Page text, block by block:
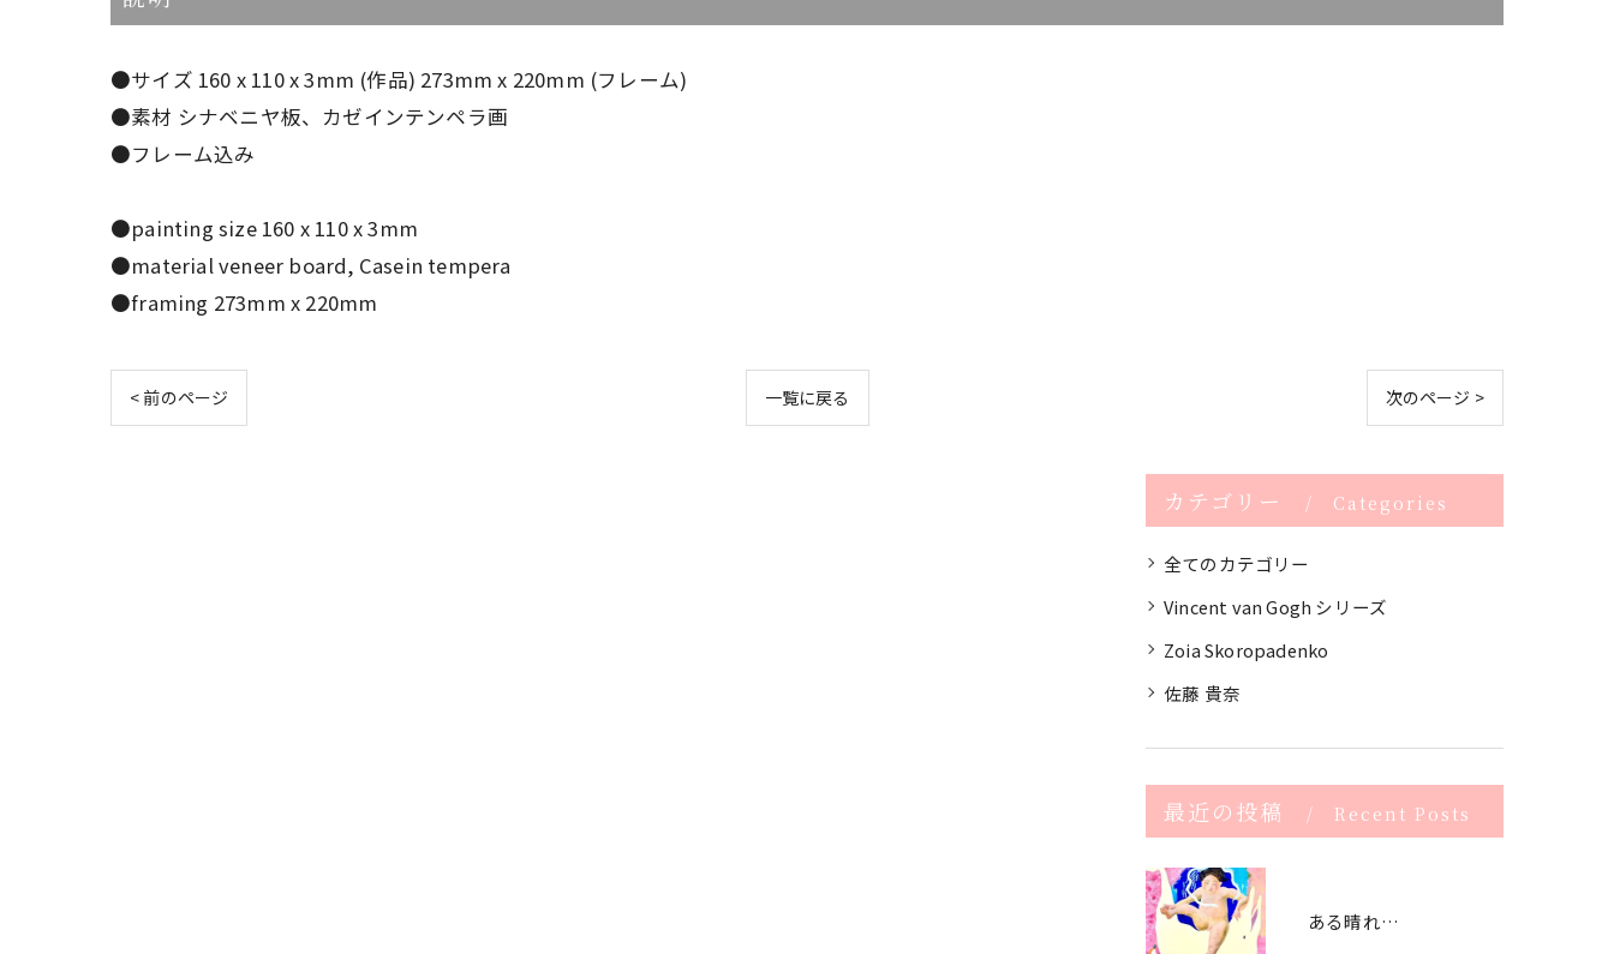
●サイズ 160 x 110 x 3mm (作品) 273mm x 220mm (フレーム)
●素材 シナベニヤ板、カゼインテンペラ画
●フレーム込み
●painting size 160 x 110 x 3mm
●material veneer board, Casein tempera
●framing 273mm x 220mm
< 前のページ 一覧に戻る 次のページ >
カテゴリー Categories
全てのカテゴリー
Vincent van Gogh シリーズ
Zoia Skoropadenko
佐藤 貴奈
最近の投稿 Recent Posts
ある晴れた日曜日 (2021） The sunny Sunday -2021